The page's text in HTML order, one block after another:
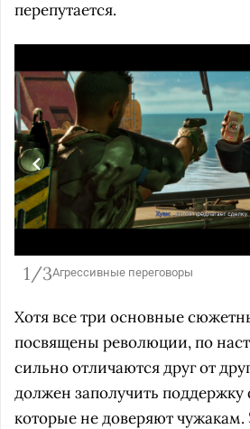
перепутается.
1/3Агрессивные переговоры
Хотя все три основные
посвящены революции, по
сильно отличаются друг от
должен заполучить
которые не доверяют чужакам.